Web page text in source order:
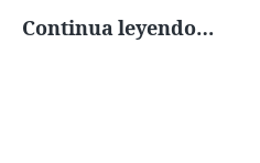
Continua leyendo…ARDE